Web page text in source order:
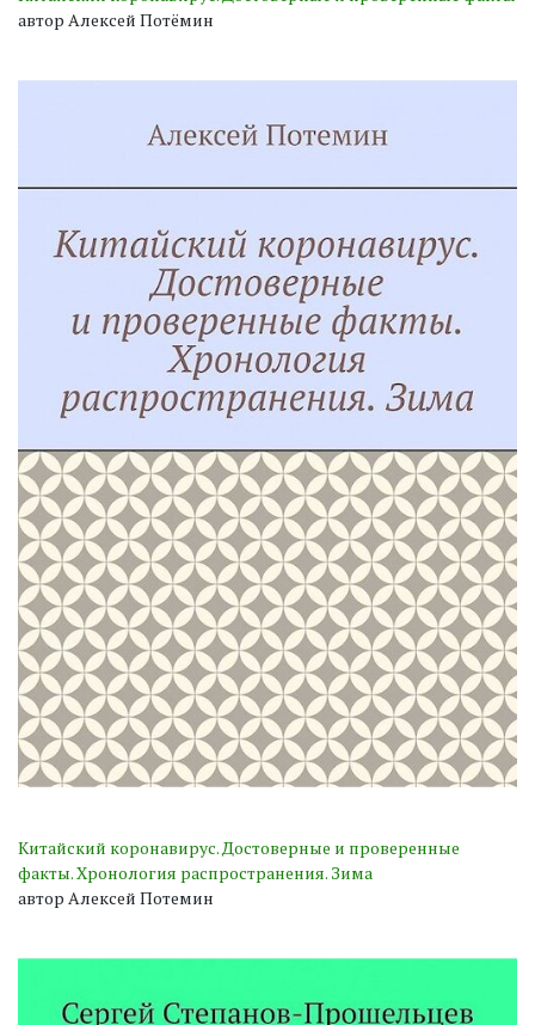
автор Алексей Потёмин
Китайский коронавирус. Достоверные и проверенные
факты. Хронология распространения. Зима
автор Алексей Потемин